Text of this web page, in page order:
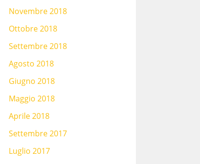
Novembre 2018
Ottobre 2018
Settembre 2018
Agosto 2018
Giugno 2018
Maggio 2018
Aprile 2018
Settembre 2017
Luglio 2017